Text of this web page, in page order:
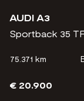
AUDI A3
Sportback 35
75.371 km
€ 20.900